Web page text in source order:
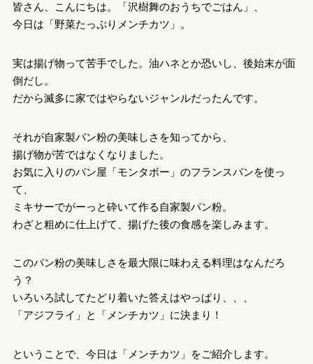
皆さん、こんにちは。「沢樹舞のおうちでごはん」、
今日は「野菜たっぷりメンチカツ」。
実は揚げ物って苦手でした。油ハネとか恐いし、後始末が面
倒だし。
だから滅多に家ではやらないジャンルだったんです。
それが自家製パン粉の美味しさを知ってから、
揚げ物が苦ではなくなりました。
お気に入りのパン屋「モンタボー」のフランスパンを使っ
て、
ミキサーでがーっと砕いて作る自家製パン粉。
わざと粗めに仕上げて、揚げた後の食感を楽しみます。
このパン粉の美味しさを最大限に味わえる料理はなんだろ
う？
いろいろ試してたどり着いた答えはやっぱり、、、
「アジフライ」と「メンチカツ」に決まり！
ということで、今日は「メンチカツ」をご紹介します。